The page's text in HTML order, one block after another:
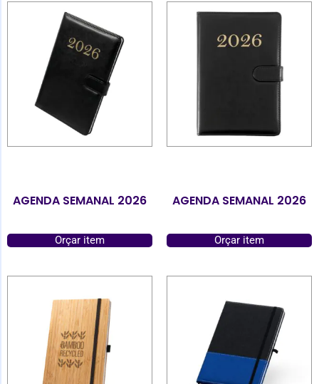
AGENDA SEMANAL 2026
Orçar item
AGENDA SEMANAL 2026
Orçar item